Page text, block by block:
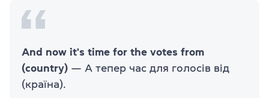
And now it's time for the votes from
(country) — А тепер час для голосів від
(країна).